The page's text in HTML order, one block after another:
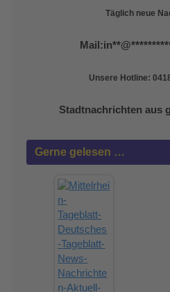
Täglich neue
Mail:in**@
Unsere Hotline:
Stadtnachrichten aus
Gerne gelesen …